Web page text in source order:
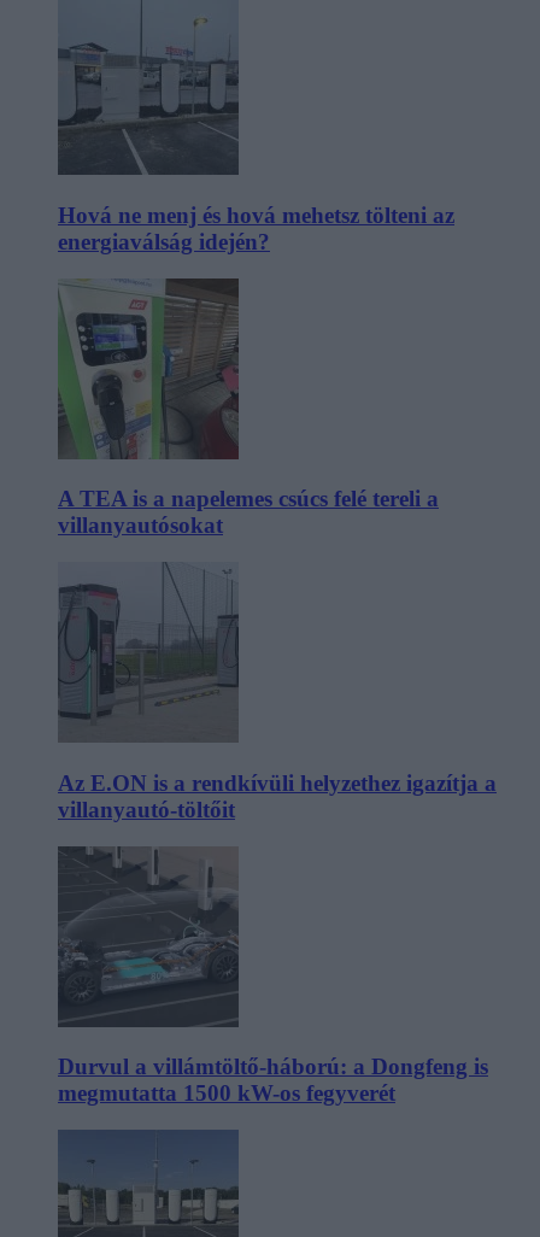
Hová ne menj és hová mehetsz tölteni az
energiaválság idején?
A TEA is a napelemes csúcs felé tereli a
villanyautósokat
Az E.ON is a rendkívüli helyzethez igazítja a
villanyautó-töltőit
Durvul a villámtöltő-háború: a Dongfeng is
megmutatta 1500 kW-os fegyverét